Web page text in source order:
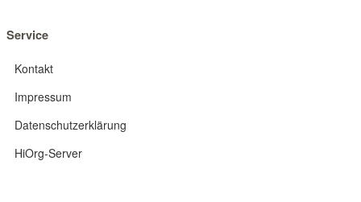
Service
Kontakt
Impressum
Datenschutzerklärung
HiOrg-Server